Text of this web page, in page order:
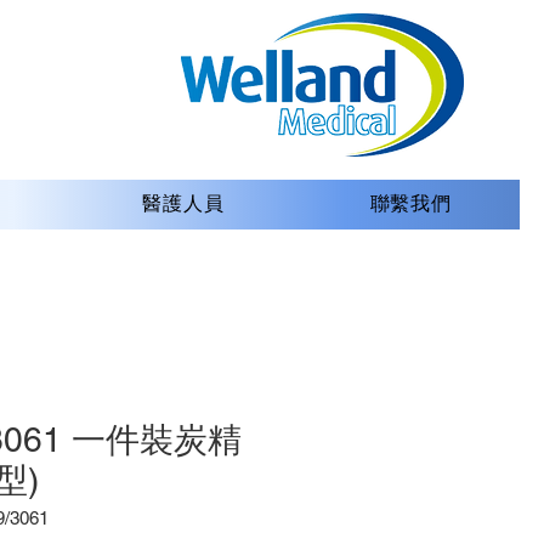
醫護人員 聯繫我們
一件裝炭精
)
3061